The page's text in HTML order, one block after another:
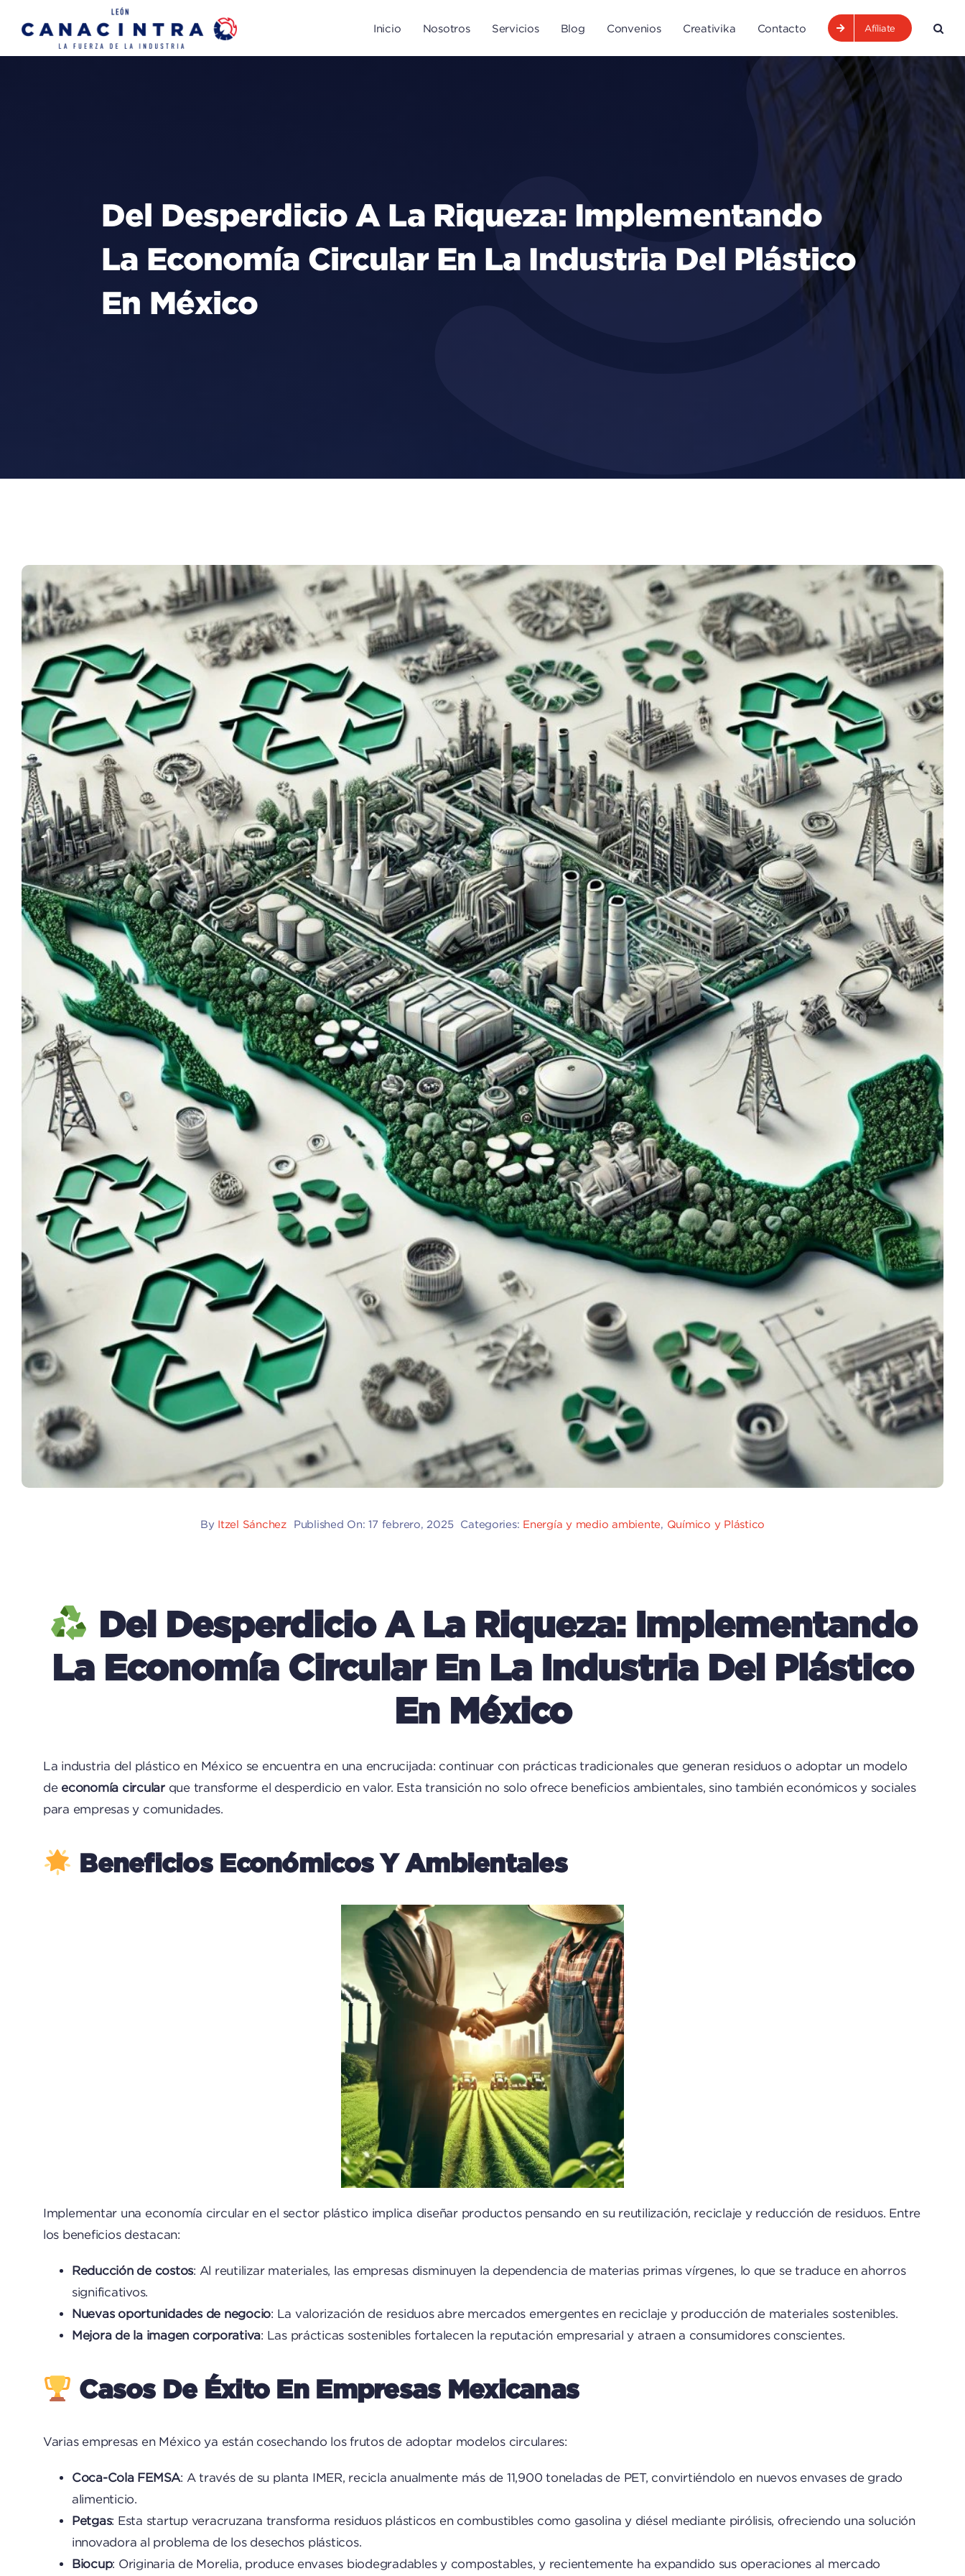
content
Inicio Nosotros Servicios Blog Convenios Creativika Contacto Afíliate
Del Desperdicio A La Riqueza: Implementando
La Economía Circular En La Industria Del Plástico
En México
By Itzel Sánchez Published On: 17 febrero, 2025 Categories: Energía y medio ambiente Químico y Plástico
Del Desperdicio A La Riqueza: Implementando
La Economía Circular En La Industria Del Plástico
En México
La industria del plástico en México se encuentra en una encrucijada: continuar con prácticas tradicionales que generan residuos o adoptar un modelo
de economía circularque transforme el desperdicio en valor. Esta transición no solo ofrece beneficios ambientales, sino también económicos y sociales
para empresas y comunidades.
Beneficios Económicos Y Ambientales
Implementar una economía circular en el sector plástico implica diseñar productos pensando en su reutilización, reciclaje y reducción de residuos. Entre
los beneficios destacan:
Reducción de costos: Al reutilizar materiales, las empresas disminuyen la dependencia de materias primas vírgenes, lo que se traduce en ahorros
significativos.
Nuevas oportunidades de negocio: La valorización de residuos abre mercados emergentes en reciclaje y producción de materiales sostenibles.
Mejora de la imagen corporativa: Las prácticas sostenibles fortalecen la reputación empresarial y atraen a consumidores conscientes.
Casos De Éxito En Empresas Mexicanas
Varias empresas en México ya están cosechando los frutos de adoptar modelos circulares:
Coca-Cola FEMSA: A través de su planta IMER, recicla anualmente más de 11,900 toneladas de PET, convirtiéndolo en nuevos envases de grado
alimenticio.
Petgas: Esta startup veracruzana transforma residuos plásticos en combustibles como gasolina y diésel mediante pirólisis, ofreciendo una solución
innovadora al problema de los desechos plásticos.
Biocup: Originaria de Morelia, produce envases biodegradables y compostables, y recientemente ha expandido sus operaciones al mercado